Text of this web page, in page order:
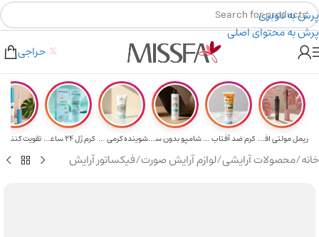
پرش به ناوبری
پرش به محتوای اصلی
۲٪ تخفیف روی سبد خرید برای روش کارت به کارت
هدیه برای خرید های بالای ۵ میلیون تومن
حراجی
ریمل مولتی افکت... کرم ضد آفتاب حا... شامپو بدون سولف... شوینده کرمی صور... کرم ژل ۲۴ ساعته... تقویت‌ کننده
خانه/محصولات آرایشی/لوازم آرایش صورت/فیکساتور آرایش